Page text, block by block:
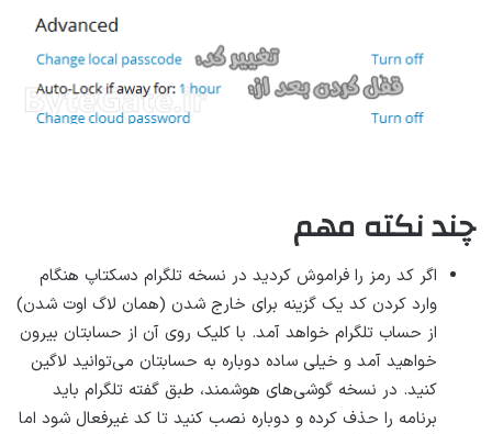
چند نکته مهم
اگر کد رمز را فراموش کردید در نسخه تلگرام دسکتاپ هنگام
وارد کردن کد یک گزینه برای خارج شدن (همان لاگ اوت شدن)
از حساب تلگرام خواهد آمد. با کلیک روی آن از حسابتان بیرون
خواهید آمد و خیلی ساده دوباره به حسابتان می‌توانید لاگین
کنید. در نسخه گوشی‌های هوشمند، طبق گفته تلگرام باید
برنامه را حذف کرده و دوباره نصب کنید تا کد غیرفعال شود اما